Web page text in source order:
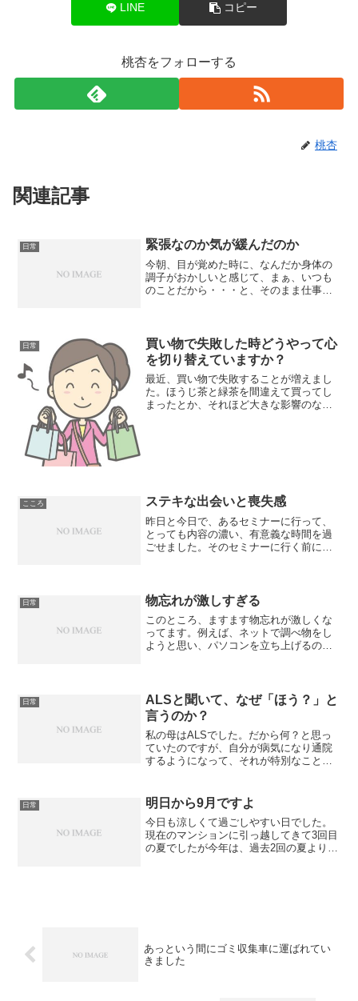
LINE コピー
桃杏をフォローする
桃杏
関連記事
日常 緊張なのか気が緩んだのか
今朝、目が覚めた時に、なんだか身体の
調子がおかしいと感じて、まぁ、いつも
のことだから・・・と、そのまま仕事に
奥の痛みから頭痛がして...
日常
買い物で失敗した時どうやって心
を切り替えていますか？
最近、買い物で失敗することが増えまし
た。ほうじ茶と緑茶を間違えて買ってし
まったとか、それほど大きな影響のない
こころ ステキな出会いと喪失感
昨日と今日で、あるセミナーに行って、
とっても内容の濃い、有意義な時間を過
ごせました。そのセミナーに行く前に、
ました。おかげで、目的の...
日常 物忘れが激しすぎる
このところ、ますます物忘れが激しくな
ってます。例えば、ネットで調べ物をし
ようと思い、パソコンを立ち上げるので
て諦めていたのですが、治...
日常
ALSと聞いて、なぜ「ほう？」と
言うのか？
私の母はALSでした。だから何？と思っ
ていたのですが、自分が病気になり通院
するようになって、それが特別なことな
ALSとどこかの癌だったと話すと『ほ
ぅ』と言われたんです。...
日常 明日から9月ですよ
今日も涼しくて過ごしやすい日でした。
現在のマンションに引っ越してきて3回目
の夏でしたが今年は、過去2回の夏よりも
あっという間にゴミ収集車に運ばれてい
きました